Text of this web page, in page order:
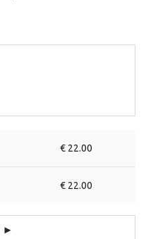
€ 22.00
€ 22.00